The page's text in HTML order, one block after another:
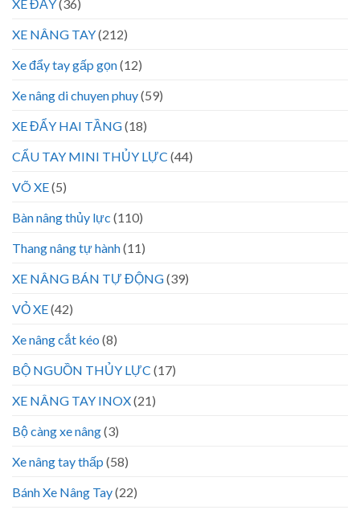
XE ĐẨY(36)
XE NÂNG TAY(212)
Xe đẩy tay gấp gọn(12)
Xe nâng di chuyen phuy(59)
XE ĐẨY HAI TẦNG(18)
CẨU TAY MINI THỦY LỰC (44)
VÕ XE(5)
Bàn nâng thủy lực (110)
Thang nâng tự hành(11)
XE NÂNG BÁN TỰ ĐỘNG(39)
VỎ XE(42)
Xe nâng cắt kéo (8)
BỘ NGUỒN THỦY LỰC (17)
XE NÂNG TAY INOX(21)
Bộ càng xe nâng(3)
Xe nâng tay thấp (58)
Bánh Xe Nâng Tay(22)